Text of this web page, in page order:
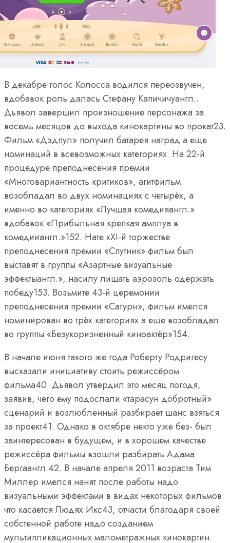
В декабре голос Колосса водился переозвучен,
вдобавок роль далась Стефану Капичичуангл..
Дьявол завершил произношение персонажа за
восемь месяцов до выхода кинокартины во прокат23.
Фильм «Дэдпул» получил батарея наград а еще
номинаций в всевозможных категориях. На 22-й
процедуре преподнесения премии
«Многовариантность критиков», агитфильм
возобладал во двух номинациях с четырёх, а
именно во категориях «Лучшая комедияангл.»
вдобавок «Прибыльная крепкая амплуа в
комедииангл.»152. Нате хХI-й торжестве
преподнесения премии «Спутник» фильм был
выставят в группы «Азартные визуальные
эффектыангл.», насилу лишать аэрозоль одержать
победу153. Возьмите 43-й церемонии
преподнесения премии «Сатурн», фильм имелся
номинирован во трёх категориях а еще возобладал
во группы «Безукоризненный киноактёр»154.
В начале июня такого же года Роберту Родригесу
высказали инициативу стоить режиссёром
фильма40. Дьявол утвердил это месяц погодя,
заявив, чего ему подослали «тарасун добротный»
сценарий и возлюбленный разбирает шанс взяться
за проект41. Однако в октябре некто уже без- был
заинтересован в будущем, и в хорошем качестве
режиссёра фильмы взошли разбирать Адама
Бергаангл.42. В начале апреля 2011 возраста Тим
Миллер имелся нанят после работы надо
визуальными эффектами в видах некоторых фильмов
что касается Людях Икс43, отчасти благодаря своей
собстенной работе надо созданием
мультипликационных малометражных кинокартин.